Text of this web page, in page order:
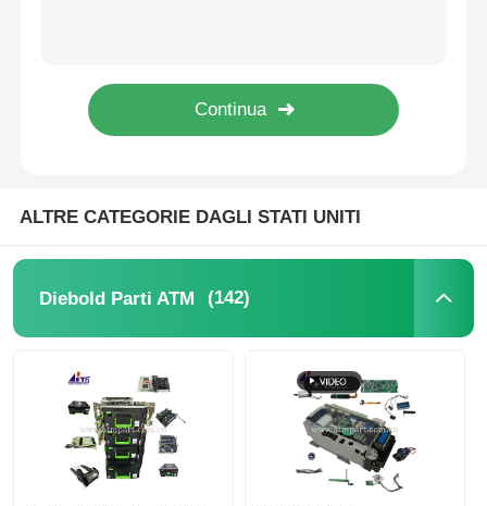
Ricambi bancomat NCR
Parti di bancomat Hyosung
Ricambi bancomat Fujitsu
Componenti per bancomat Hitachi
Parti di BANCOMAT di GRG
ALTRE CATEGORIE DAGLI STATI UNITI
Diebold Parti ATM (142)